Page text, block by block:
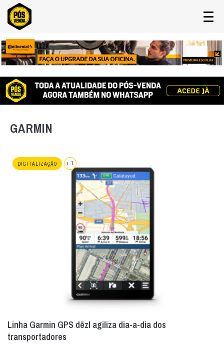
GARMIN
DIGITALIZAÇÃO + 1
Linha Garmin GPS dēzl agiliza dia-a-dia dos
transportadores